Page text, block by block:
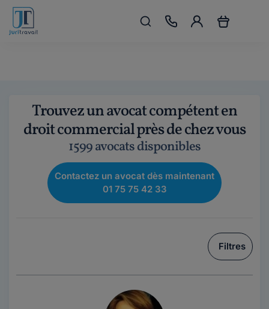
Trouvez un avocat compétent en
droit commercial près de chez vous
1599 avocats disponibles
Contactez un avocat dès maintenant
01 75 75 42 33
Filtres